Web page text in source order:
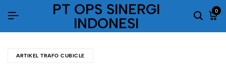
PT OPS SINERGI
INDONESI
0
ARTIKEL TRAFO CUBICLE